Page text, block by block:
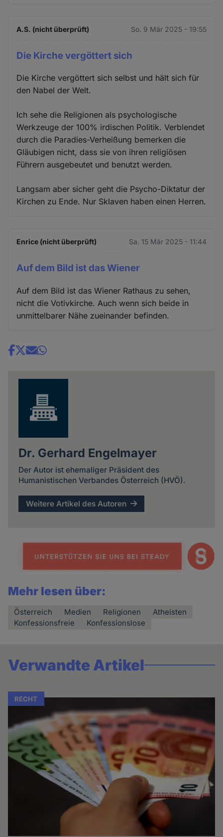
A.S. (nicht überprüft) So. 9 Mär 2025 - 19:55
Die Kirche vergöttert sich
Die Kirche vergöttert sich selbst und hält sich für
den Nabel der Welt.
Ich sehe die Religionen als psychologische
Werkzeuge der 100% irdischen Politik. Verblendet
durch die Paradies-Verheißung bemerken die
Gläubigen nicht, dass sie von ihren religiösen
Führern ausgebeutet und benutzt werden.
Langsam aber sicher geht die Psycho-Diktatur der
Kirchen zu Ende. Nur Sklaven haben einen Herren.
Enrice (nicht überprüft) Sa. 15 Mär 2025 - 11:44
Auf dem Bild ist das Wiener
Auf dem Bild ist das Wiener Rathaus zu sehen,
nicht die Votivkirche. Auch wenn sich beide in
unmittelbarer Nähe zueinander befinden.
Share
Dr. Gerhard Engelmayer
Der Autor ist ehemaliger Präsident des
Humanistischen Verbandes Österreich (HVÖ).
Weitere Artikel des Autoren
Mehr lesen über:
Österreich Medien Religionen
Atheisten
Konfessionsfreie
Konfessionslose
Verwandte Artikel
RECHT